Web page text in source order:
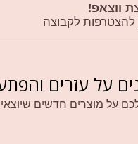
ווצאפ!
להצטרפות לקבוצה
על עזרים
על מוצרים חדשים